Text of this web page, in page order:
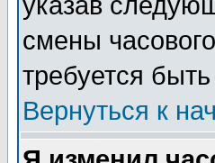
смены
требуется
Вернуться к